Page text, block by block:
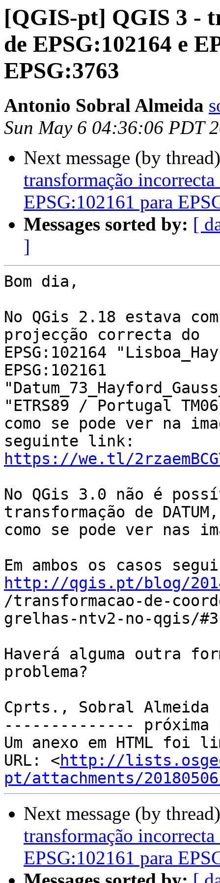
[QGIS-pt] QGIS 3 -
de EPSG:102164 e
EPSG:3763
Antonio Sobral Almeida
Sun May 6 04:36:06 PDT
Next message (by
transformação
EPSG:102161 para
Messages sorted by: [
]
Bom dia,
No QGis 2.18 estava
projecção correcta do
EPSG:102164
EPSG:102161
"ETRS89 / Portugal
como se pode ver na
https://we.tl/
No QGis 3.0 não é
transformação de DATUM,
como se pode ver nas
http://qgis.pt/blog/
/transformacao-de-
grelhas-ntv2-no-qgis/#3
Haverá alguma outra
problema?
Cprts., Sobral Almeida
--------------
Um anexo em HTML foi
URL: <http://
pt/attachments/
Next message (by
transformação
EPSG:102161 para